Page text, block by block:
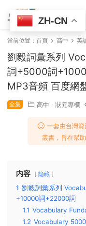
當前位置： 首頁 高中 英
劉毅詞彙系列
詞+5000詞
MP3音頻 百度網
全集 高中 · 狀元專欄
一套由台灣
叢書，旨在幫
内容 隐藏
1 劉毅詞彙系列
+10000詞+22000詞
1.1 Vocabulary
1.2 Vocabulary 5000
ZH-CN